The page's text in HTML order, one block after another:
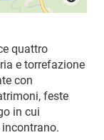
quattro
e torrefazione
con
feste
in cui